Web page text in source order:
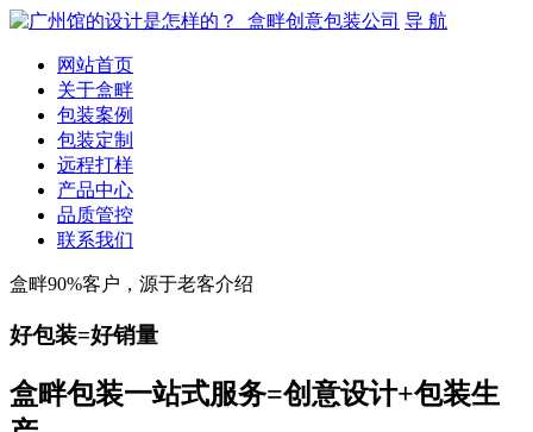
导 航
网站首页
关于盒畔
包装案例
包装定制
远程打样
产品中心
品质管控
联系我们
盒畔90%客户，源于老客介绍
好包装=好销量
盒畔包装一站式服务=创意设计+包装生